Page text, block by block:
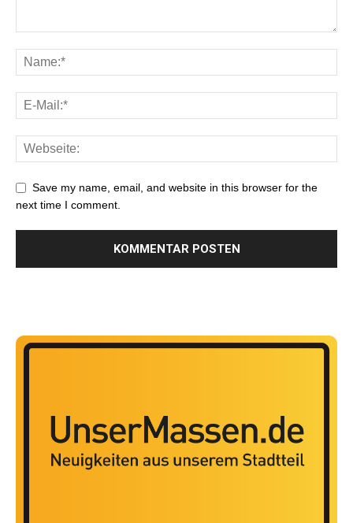
Save my name, email, and website in this browser for the
next time I comment.